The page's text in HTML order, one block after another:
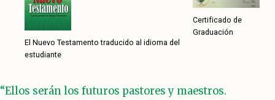
El Nuevo Testamento traducido al idioma del
estudiante
Certificado de
Graduación
“Ellos serán los futuros pastores y maestros.